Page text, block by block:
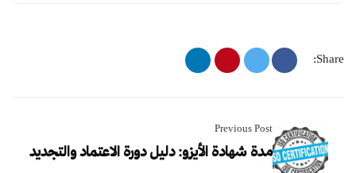
Share:
Previous Post
مدة شهادة الأيزو: دليل دورة الاعتماد والتجديد